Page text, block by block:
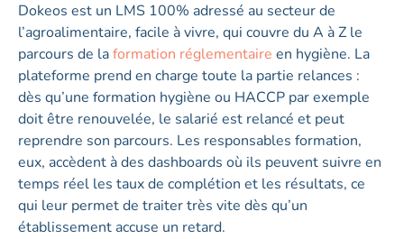
Dokeos est un LMS 100% adressé au secteur de
l’agroalimentaire, facile à vivre, qui couvre du A à Z le
parcours de laformation réglementaire en hygiène. La
plateforme prend en charge toute la partie relances :
dès qu’une formation hygiène ou HACCP par exemple
doit être renouvelée, le salarié est relancé et peut
reprendre son parcours. Les responsables formation,
eux, accèdent à des dashboards où ils peuvent suivre en
temps réel les taux de complétion et les résultats, ce
qui leur permet de traiter très vite dès qu’un
établissement accuse un retard.